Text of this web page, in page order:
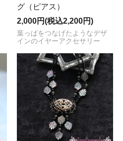
グ（ピアス）
2,000円(税込2,200円)
葉っぱをつなげたようなデザ
インのイヤーアクセサリー